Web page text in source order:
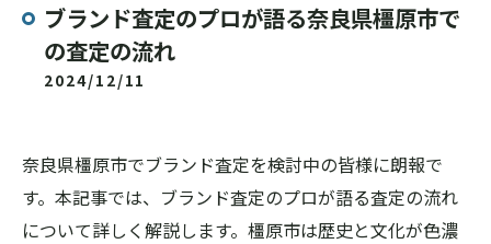
ブランド査定のプロが語る奈良県橿原市で
の査定の流れ
2024/12/11
奈良県橿原市でブランド査定を検討中の皆様に朗報で
す。本記事では、ブランド査定のプロが語る査定の流れ
について詳しく解説します。橿原市は歴史と文化が色濃